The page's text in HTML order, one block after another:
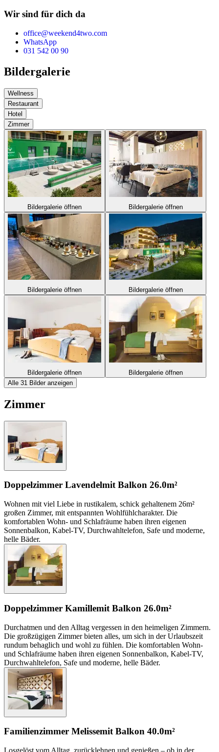
Wir sind für dich da
office@weekend4two.com
WhatsApp
031 542 00 90
Bildergalerie
Wellness
Restaurant
Hotel
Zimmer
Bildergalerie öffnen Bildergalerie öffnen
Bildergalerie öffnen Bildergalerie öffnen
Bildergalerie öffnen
Bildergalerie öffnen
Alle 31 Bilder anzeigen
Zimmer
Doppelzimmer Lavendelmit Balkon 26.0m²
Wohnen mit viel Liebe in rustikalem, schick gehaltenem 26m²
großen Zimmer, mit entspannten Wohlfühlcharakter. Die
komfortablen Wohn- und Schlafräume haben ihren eigenen
Sonnenbalkon, Kabel-TV, Durchwahltelefon, Safe und moderne,
helle Bäder.
Doppelzimmer Kamillemit Balkon 26.0m²
Durchatmen und den Alltag vergessen in den heimeligen Zimmern.
Die großzügigen Zimmer bieten alles, um sich in der Urlaubszeit
rundum behaglich und wohl zu fühlen. Die komfortablen Wohn-
und Schlafräume haben ihren eigenen Sonnenbalkon, Kabel-TV,
Durchwahltelefon, Safe und moderne, helle Bäder.
Familienzimmer Melissemit Balkon 40.0m²
Losgelöst vom Alltag, zurücklehnen und genießen – ob in der